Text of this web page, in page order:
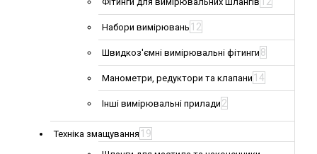
Набори вимірювань 12
Швидкоз'ємні вимірювальні фітинги 8
Манометри, редуктори та клапани 14
Інші вимірювальні прилади 2
Техніка змащування 19